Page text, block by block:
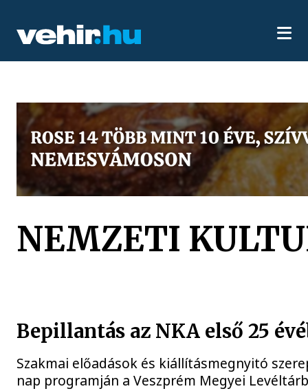
NEMZETI
Bepillantás az NKA első 25
Szakmai előadások és kiállításmegnyitó
nap programján a Veszprém Megyei